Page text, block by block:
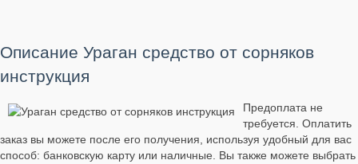
Описание Ураган средство от сорняков
инструкция
Предоплата не
требуется. Оплатить
заказ вы можете после его получения, используя удобный для вас
способ: банковскую карту или наличные. Вы также можете выбрать